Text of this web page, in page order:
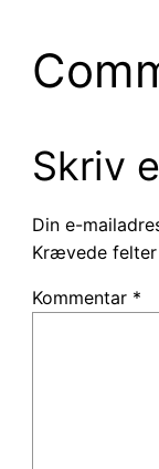
Skriv
Din e-
Krævede
Kommentar *